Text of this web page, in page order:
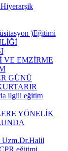
)Eğitimi
VE EMZİRME
GÜNÜ
ilgili eğitim
YÖNELİK
Uzm.Dr.Halil
eğitimi